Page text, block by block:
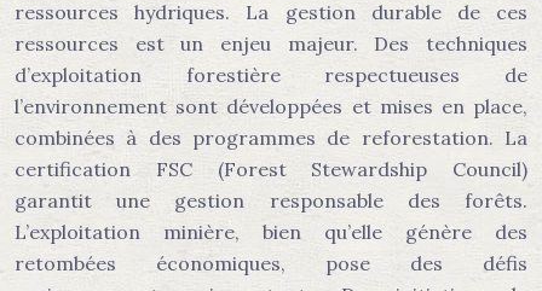
ressources hydriques. La gestion durable de ces
ressources est un enjeu majeur. Des techniques
d’exploitation forestière respectueuses de
l’environnement sont développées et mises en place,
combinées à des programmes de reforestation. La
certification FSC (Forest Stewardship Council)
garantit une gestion responsable des forêts.
L’exploitation minière, bien qu’elle génère des
retombées économiques, pose des défis